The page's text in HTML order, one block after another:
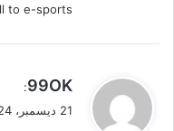
to e-sports.
ي99OK
:
21 ديسمبر، 2024 الساعة 11:31 ص